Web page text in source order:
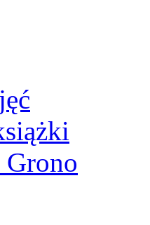
Grono